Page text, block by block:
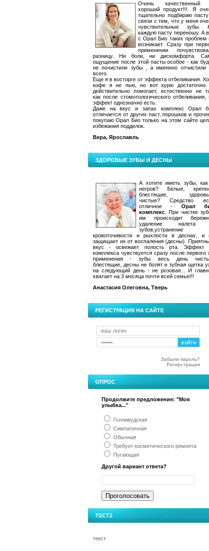
Очень
хороший продукт!!!. Я
тщательно подбираю
связи с тем, что у меня
чувствительные зубы.
каждую пасту переношу. А
с Орал Био таких проблем
возникает. Сразу при
применении
разницу. Ни боли, ни дискомфорта.
ощущение после этой пасты особое - как
не почистили зубы , а именнно отчистили
всего.
Еще я в восторге от эффекта отбеливания.
кофе я не пью, но вот курю
действительно помогает, естественно не
как после стомотологического отбеливания,
эффект однозначно есть.
Даже на вкус и запах комплекс Орал
отличается от других паст, порошков и
покупаю Орал Био только на этом сайте
избежания подделок.
Вера, Ярославль
ЗДОРОВЫЕ ЗУБЫ И ДЕСНЫ
А хотите иметь зубы,
негров? Белые,
блестящие,
чистые? Средство
отличное - Орал
комплекс . При чистке
им происходит
удаление налета
зубов,устранение
кровоточивости и рыхлости в деснах, и
защищает их от воспаления (десны).
вкус - освежает полость рта. Эффект
комплекса чувствуется сразу после первого
применения - зубы весь день
блестящие, десны не болят и зубная щетка
на следующий день - не розовая... И
хватает на 3 месяца почти всей семье!!!
Анастасия Олеговна, Тверь
РЕГИСТРАЦИЯ НА САЙТЕ
Забыли пароль?
Регирстрация
ОПРОС
Продолжите предложение: "Моя
улыбка..."
Голливудская
Симпатичная
Обычная
Требует косметического ремонта
Пугающая
Другой вариант ответа?
ТЕСТ2
текст